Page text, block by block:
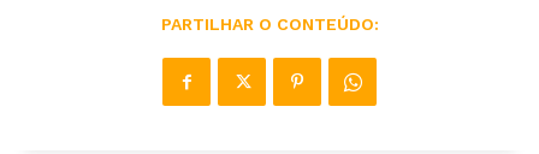
PARTILHAR O CONTEÚDO: